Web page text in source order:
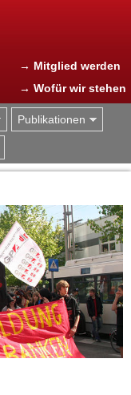
→ Mitglied werden
→ Wofür wir stehen
Publikationen